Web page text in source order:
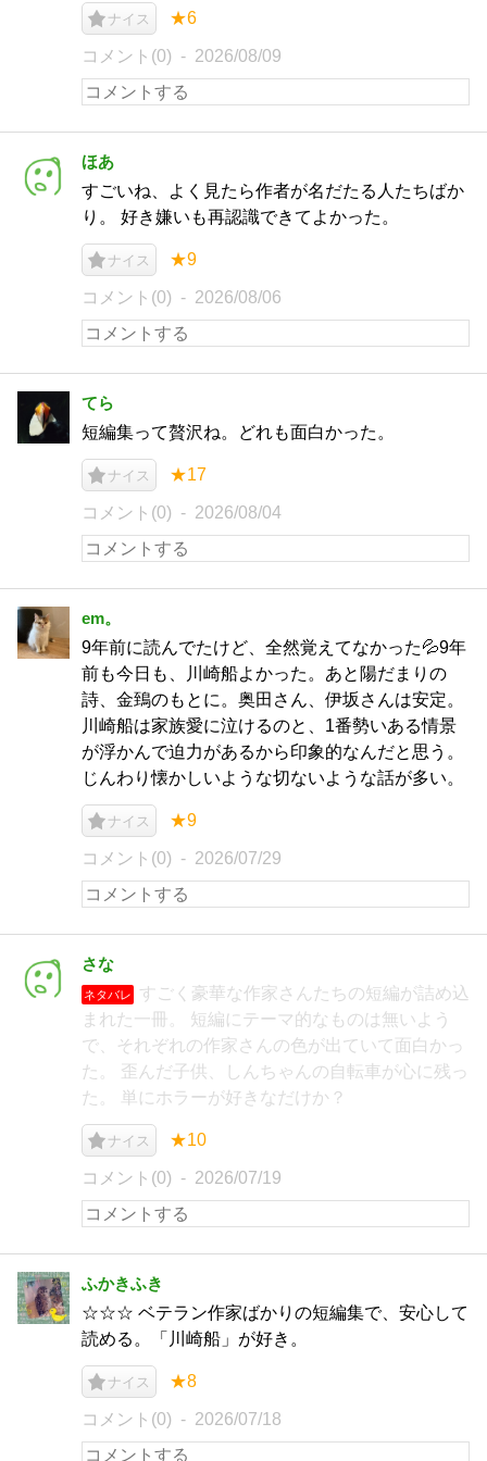
ナイス ★6
コメント(0) 2026/08/09
ほあ
すごいね、よく見たら作者が名だたる人たちばか
り。 好き嫌いも再認識できてよかった。
ナイス ★9
コメント(0) 2026/08/06
てら
短編集って贅沢ね。どれも面白かった。
ナイス ★17
コメント(0) 2026/08/04
em。
9年前に読んでたけど、全然覚えてなかった💦9年
前も今日も、川崎船よかった。あと陽だまりの
詩、金鵄のもとに。奥田さん、伊坂さんは安定。
川崎船は家族愛に泣けるのと、1番勢いある情景
が浮かんで迫力があるから印象的なんだと思う。
じんわり懐かしいような切ないような話が多い。
ナイス ★9
コメント(0) 2026/07/29
さな
ネタバレ
すごく豪華な作家さんたちの短編が詰め込
まれた一冊。 短編にテーマ的なものは無いよう
で、それぞれの作家さんの色が出ていて面白かっ
た。 歪んだ子供、しんちゃんの自転車が心に残っ
た。 単にホラーが好きなだけか？
ナイス ★10
コメント(0) 2026/07/19
ふかきふき
☆☆☆ ベテラン作家ばかりの短編集で、安心して
読める。「川崎船」が好き。
ナイス ★8
コメント(0) 2026/07/18